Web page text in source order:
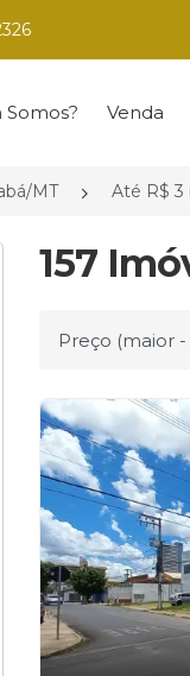
Venda
MT Até R$ 3
157
Ordenar por